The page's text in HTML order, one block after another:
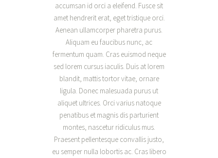
accumsan id orci a eleifend. Fusce sit
amet hendrerit erat, eget tristique orci.
Aenean ullamcorper pharetra purus.
Aliquam eu faucibus nunc, ac
fermentum quam. Cras euismod neque
sed lorem cursus iaculis. Duis at lorem
blandit, mattis tortor vitae, ornare
ligula. Donec malesuada purus ut
aliquet ultrices. Orci varius natoque
penatibus et magnis dis parturient
montes, nascetur ridiculus mus.
Praesent pellentesque convallis justo,
eu semper nulla lobortis ac. Cras libero